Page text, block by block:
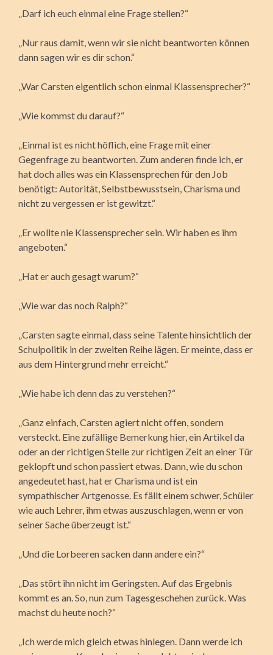
„Darf ich euch einmal eine Frage stellen?“
„Nur raus damit, wenn wir sie nicht beantworten können
dann sagen wir es dir schon.“
„War Carsten eigentlich schon einmal Klassensprecher?“
„Wie kommst du darauf?“
„Einmal ist es nicht höflich, eine Frage mit einer
Gegenfrage zu beantworten. Zum anderen finde ich, er
hat doch alles was ein Klassensprechen für den Job
benötigt: Autorität, Selbstbewusstsein, Charisma und
nicht zu vergessen er ist gewitzt.“
„Er wollte nie Klassensprecher sein. Wir haben es ihm
angeboten.“
„Hat er auch gesagt warum?“
„Wie war das noch Ralph?“
„Carsten sagte einmal, dass seine Talente hinsichtlich der
Schulpolitik in der zweiten Reihe lägen. Er meinte, dass er
aus dem Hintergrund mehr erreicht.“
„Wie habe ich denn das zu verstehen?“
„Ganz einfach, Carsten agiert nicht offen, sondern
versteckt. Eine zufällige Bemerkung hier, ein Artikel da
oder an der richtigen Stelle zur richtigen Zeit an einer Tür
geklopft und schon passiert etwas. Dann, wie du schon
angedeutet hast, hat er Charisma und ist ein
sympathischer Artgenosse. Es fällt einem schwer, Schüler
wie auch Lehrer, ihm etwas auszuschlagen, wenn er von
seiner Sache überzeugt ist.“
„Und die Lorbeeren sacken dann andere ein?“
„Das stört ihn nicht im Geringsten. Auf das Ergebnis
kommt es an. So, nun zum Tagesgeschehen zurück. Was
machst du heute noch?“
„Ich werde mich gleich etwas hinlegen. Dann werde ich